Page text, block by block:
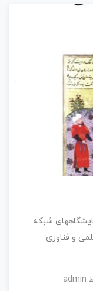
شبکه
و فناوری
admin